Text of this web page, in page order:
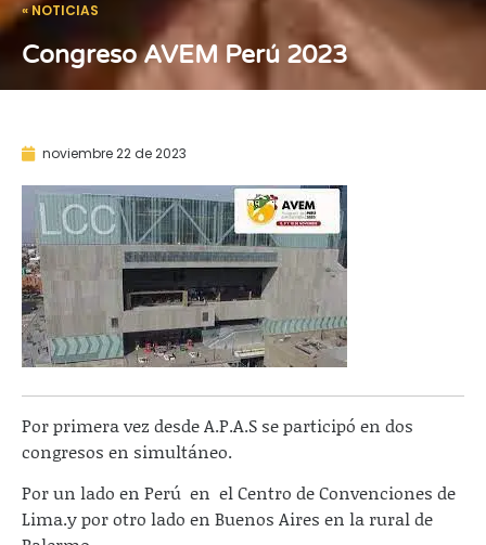
« NOTICIAS
Congreso AVEM Perú 2023
noviembre 22 de 2023
Por primera vez desde A.P.A.S se participó en dos
congresos en simultáneo.
Por un lado en Perú en el Centro de Convenciones de
Lima.y por otro lado en Buenos Aires en la rural de